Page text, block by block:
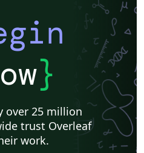
}
over 25 million
trust Overleaf
work.